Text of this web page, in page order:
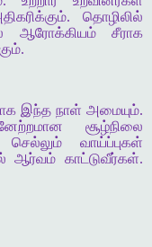
தொழிலில்
ஆரோக்கியம் சீராக
இந்த நாள் அமையும்.
சூழ்நிலை
செல்லும் வாய்ப்புகள்
ஆர்வம் காட்டுவீர்கள்.